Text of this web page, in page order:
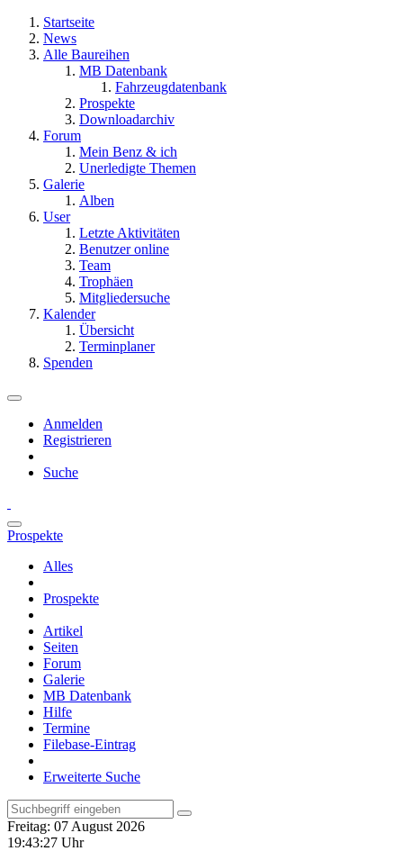
Startseite
News
Alle Baureihen
MB Datenbank
Fahrzeugdatenbank
Prospekte
Downloadarchiv
Forum
Mein Benz & ich
Unerledigte Themen
Galerie
Alben
User
Letzte Aktivitäten
Benutzer online
Team
Trophäen
Mitgliedersuche
Kalender
Übersicht
Terminplaner
Spenden
Anmelden
Registrieren
Suche
Prospekte
Alles
Prospekte
Artikel
Seiten
Forum
Galerie
MB Datenbank
Hilfe
Termine
Filebase-Eintrag
Erweiterte Suche
Freitag: 07 August 2026
19:43:27 Uhr